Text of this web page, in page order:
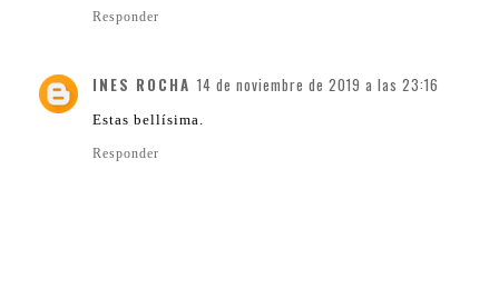
Responder
INES ROCHA 14 de noviembre de 2019 a las 23:16
Estas bellísima.
Responder